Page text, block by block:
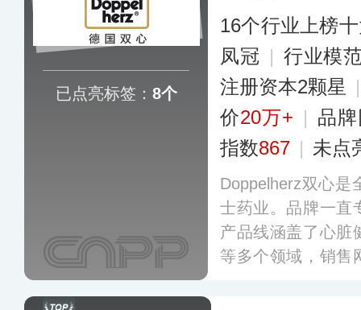
已点亮标签： 8个
16个行业上榜
凤冠 | 行业模
注册资本2颗星
价20万+ | 品
指数867 | 未点
Doppelherz双心是
士药业。品牌一直
产品线涵盖了心脏
等多个领域，销售